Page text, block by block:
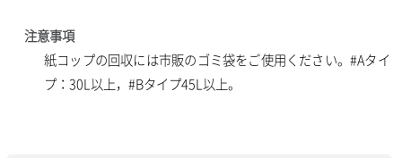
注意事項
紙コップの回収には市販のゴミ袋をご使用ください。#Aタイ
プ：30L以上，#Bタイプ45L以上。